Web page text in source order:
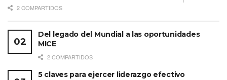
2 COMPARTIDOS
Del legado del Mundial a las oportunidades
MICE
2 COMPARTIDOS
5 claves para ejercer liderazgo efectivo